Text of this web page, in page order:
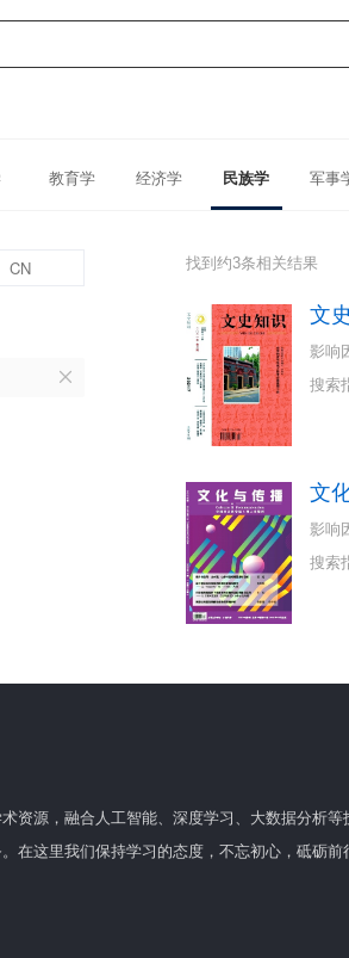
教育学 经济学 民族学 军事
找到约3条相关结果
文
影响
搜索
文
影响
搜索
术资源，融合人工智能、深度学习、大数据分析
。在这里我们保持学习的态度，不忘初心，砥砺前